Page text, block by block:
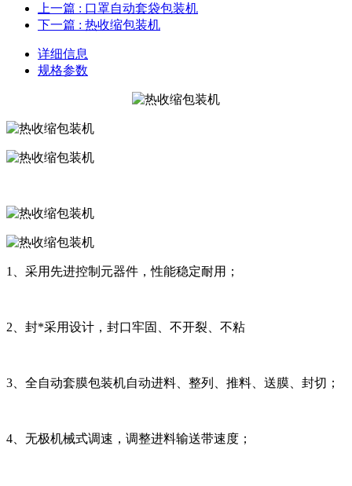
上一篇 : 口罩自动套袋包装机
下一篇 : 热收缩包装机
详细信息
规格参数
1、采用先进控制元器件，性能稳定耐用；
2、封*采用设计，封口牢固、不开裂、不粘
3、全自动套膜包装机自动进料、整列、推料、送膜、封切；
4、无极机械式调速，调整进料输送带速度；